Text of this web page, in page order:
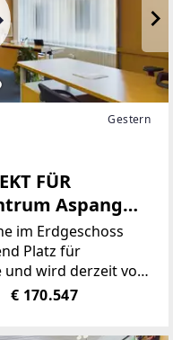
Gestern
FÜR
Aspang
im Erdgeschoss
Platz für
und wird derzeit von
genutzt. Der
genutztes
€ 170.547